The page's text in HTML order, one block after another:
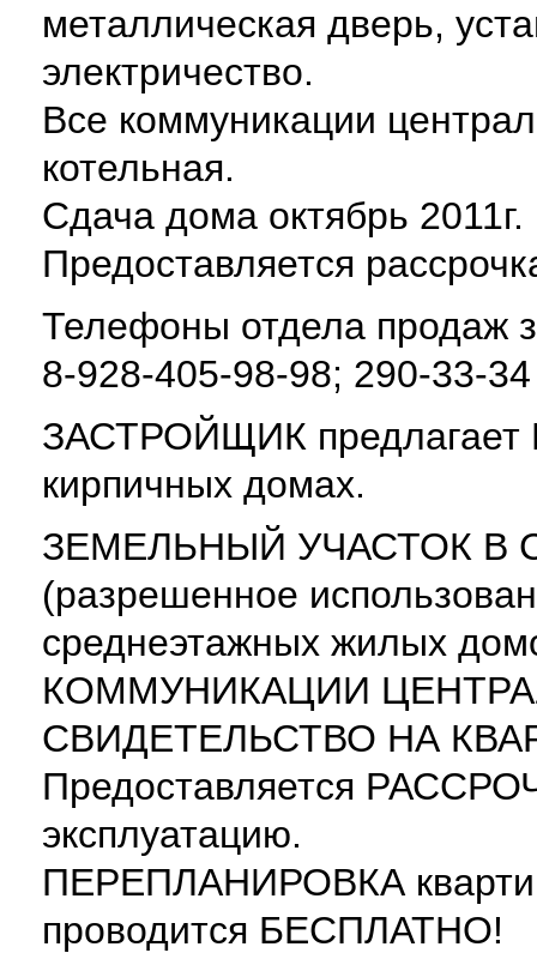
металлическая дверь,
электричество.
Все коммуникации
котельная.
Сдача дома октябрь 2011г.
Предоставляется
Телефоны отдела продаж
8-928-405-98-98; 290-33-34
ЗАСТРОЙЩИК предлагает
кирпичных домах.
ЗЕМЕЛЬНЫЙ УЧАСТОК В
(разрешенное
среднеэтажных жилых
КОММУНИКАЦИИ
СВИДЕТЕЛЬСТВО НА
Предоставляется
эксплуатацию.
ПЕРЕПЛАНИРОВКА
проводится БЕСПЛАТНО!